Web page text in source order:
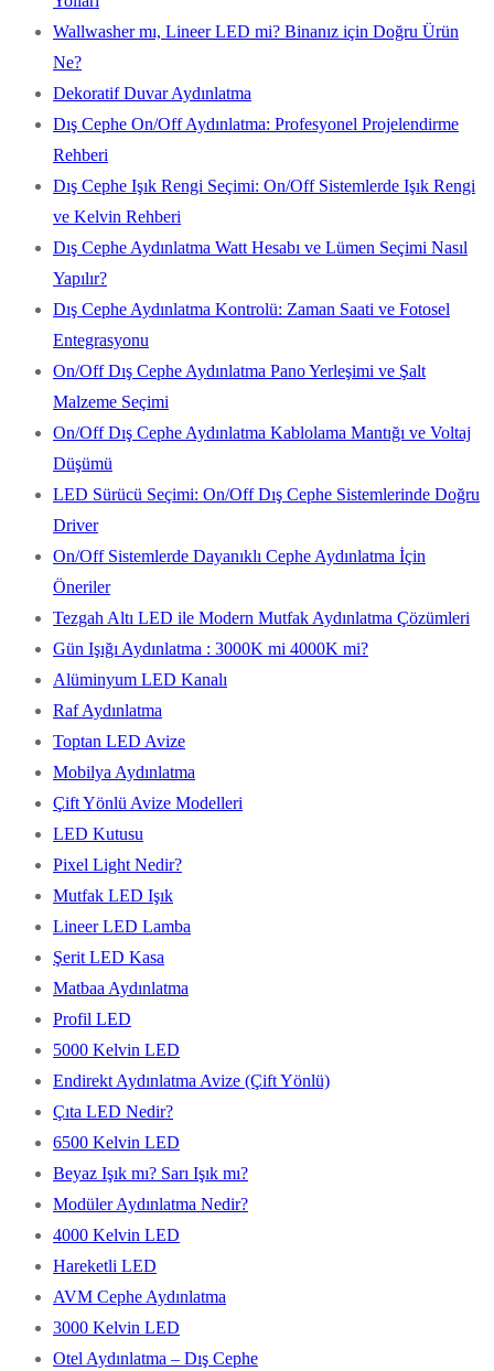
Wallwasher mı, Lineer LED mi? Binanız için Doğru Ürün
Ne?
Dekoratif Duvar Aydınlatma
Dış Cephe On/Off Aydınlatma: Profesyonel Projelendirme
Rehberi
Dış Cephe Işık Rengi Seçimi: On/Off Sistemlerde Işık Rengi
ve Kelvin Rehberi
Dış Cephe Aydınlatma Watt Hesabı ve Lümen Seçimi Nasıl
Yapılır?
Dış Cephe Aydınlatma Kontrolü: Zaman Saati ve Fotosel
Entegrasyonu
On/Off Dış Cephe Aydınlatma Pano Yerleşimi ve Şalt
Malzeme Seçimi
On/Off Dış Cephe Aydınlatma Kablolama Mantığı ve Voltaj
Düşümü
LED Sürücü Seçimi: On/Off Dış Cephe Sistemlerinde Doğru
Driver
On/Off Sistemlerde Dayanıklı Cephe Aydınlatma İçin
Öneriler
Tezgah Altı LED ile Modern Mutfak Aydınlatma Çözümleri
Gün Işığı Aydınlatma : 3000K mi 4000K mi?
Alüminyum LED Kanalı
Raf Aydınlatma
Toptan LED Avize
Mobilya Aydınlatma
Çift Yönlü Avize Modelleri
LED Kutusu
Pixel Light Nedir?
Mutfak LED Işık
Lineer LED Lamba
Şerit LED Kasa
Matbaa Aydınlatma
Profil LED
5000 Kelvin LED
Endirekt Aydınlatma Avize (Çift Yönlü)
Çıta LED Nedir?
6500 Kelvin LED
Beyaz Işık mı? Sarı Işık mı?
Modüler Aydınlatma Nedir?
4000 Kelvin LED
Hareketli LED
AVM Cephe Aydınlatma
3000 Kelvin LED
Otel Aydınlatma – Dış Cephe